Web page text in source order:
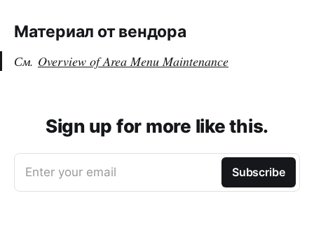
Материал от вендора
См. Overview of Area Menu Maintenance
Sign up for more like this.
Enter your email Subscribe